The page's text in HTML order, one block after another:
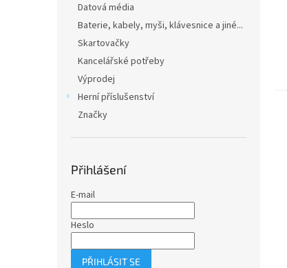
Datová média
Baterie, kabely, myši, klávesnice a jiné...
Skartovačky
Kancelářské potřeby
Výprodej
Herní příslušenství
Značky
Přihlášení
E-mail
Heslo
PŘIHLÁSIT SE